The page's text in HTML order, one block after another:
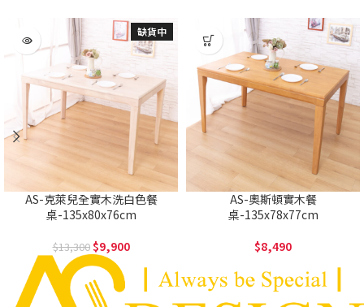
缺貨中
AS-克萊兒全實木洗白色餐
桌-135x80x76cm
13,300 9,900
AS-奧斯頓實木餐
桌-135x78x77cm
8,490